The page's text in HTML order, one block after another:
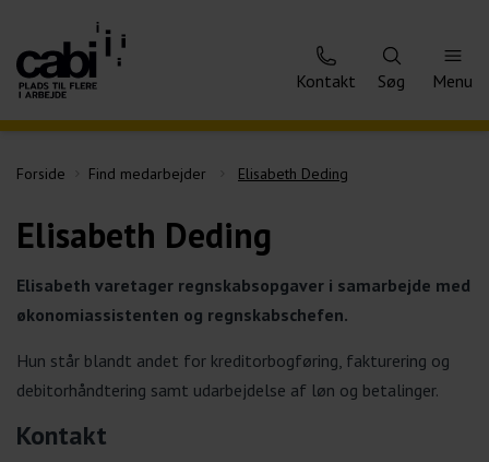
Kontakt Søg Menu
Forside Find medarbejder Elisabeth Deding
Elisabeth Deding
Elisabeth varetager regnskabsopgaver i samarbejde med
økonomiassistenten og regnskabschefen.
Hun står blandt andet for kreditorbogføring, fakturering og
debitorhåndtering samt udarbejdelse af løn og betalinger.
Kontakt